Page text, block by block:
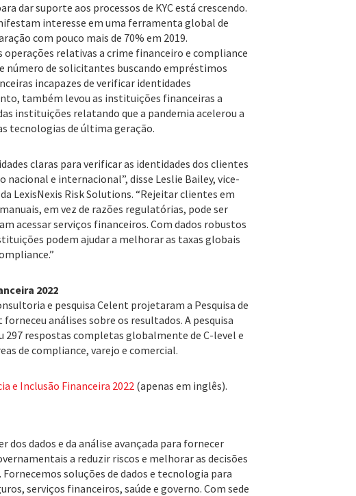
dar suporte aos processos de KYC está crescendo.
interesse em uma ferramenta global de
com pouco mais de 70% em 2019.
operações relativas a crime financeiro e compliance
número de solicitantes buscando empréstimos
incapazes de verificar identidades
também levou as instituições financeiras a
instituições relatando que a pandemia acelerou a
tecnologias de última geração.
claras para verificar as identidades dos clientes
e internacional”, disse Leslie Bailey, vice-
LexisNexis Risk Solutions. “Rejeitar clientes em
em vez de razões regulatórias, pode ser
acessar serviços financeiros. Com dados robustos
podem ajudar a melhorar as taxas globais
2022
e pesquisa Celent projetaram a Pesquisa de
análises sobre os resultados. A pesquisa
297 respostas completas globalmente de C-level e
de compliance, varejo e comercial.
e Inclusão Financeira 2022 (apenas em inglês).
dos dados e da análise avançada para fornecer
a reduzir riscos e melhorar as decisões
soluções de dados e tecnologia para
serviços financeiros, saúde e governo. Com sede